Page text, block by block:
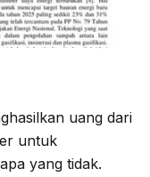
uang dari
untuk
yang tidak.